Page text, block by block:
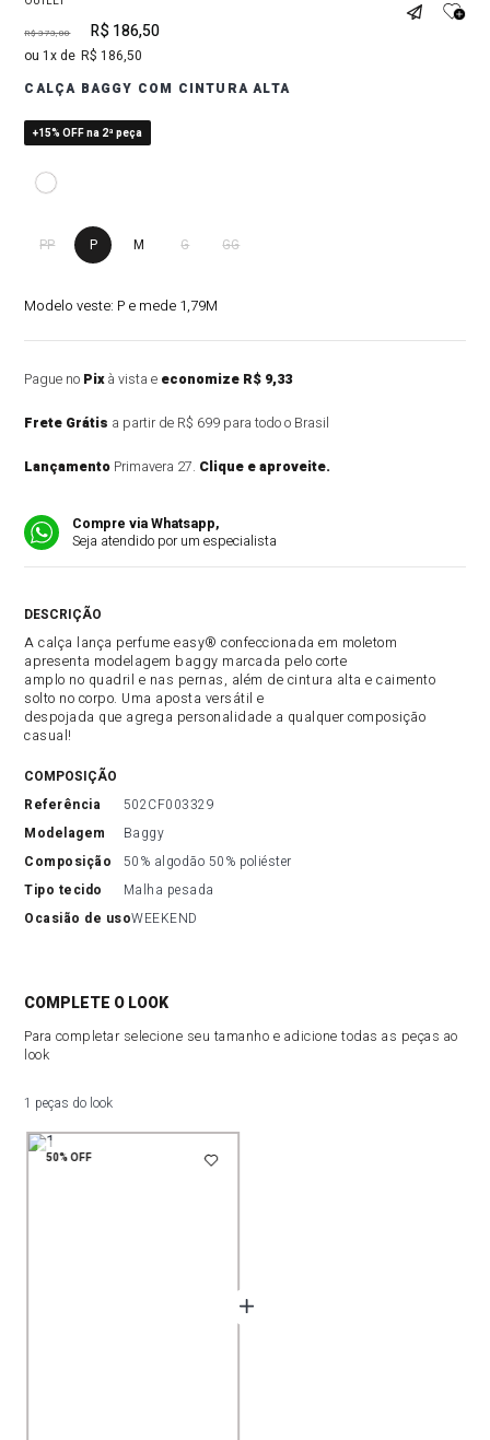
R$ 373,00 R$ 186,50
1 R$ 186,50
CALÇA BAGGY COM CINTURA ALTA
+15% OFF na 2ª peça
PP P M G GG
Modelo veste: P e mede 1,79M
Pague no Pixà vista e economize R$ 9,33
Frete Grátis a partir de R$ 699 para todo o Brasil
Lançamento Primavera 27. Clique e aproveite.
Compre via Whatsapp,
Seja atendido por um especialista
A calça lança perfume easy® confeccionada em moletom
apresenta modelagem baggy marcada pelo corte
amplo no quadril e nas pernas, além de cintura alta e caimento
solto no corpo. Uma aposta versátil e
despojada que agrega personalidade a qualquer composição
casual!
COMPOSIÇÃO
referência
502CF003329
modelagem
Baggy
composição
50% algodão 50% poliéster
tipo tecido
Malha pesada
ocasião de usoWEEKEND
COMPLETE O LOOK
Para completar selecione seu tamanho e adicione todas as peças ao
look
1 peças do look
50%OFF